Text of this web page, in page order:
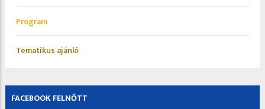
Program
Tematikus ajánló
FACEBOOK FELNŐTT